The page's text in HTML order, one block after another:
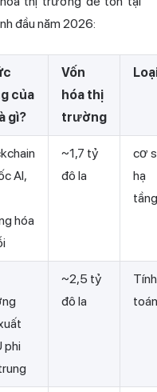
đầu năm 2026:
của
gì?
Vốn
hóa thị
trường
AI,
hóa
~1,7 tỷ
đô la
cơ
hạ
phi
~2,5 tỷ
đô la
Tính
toán